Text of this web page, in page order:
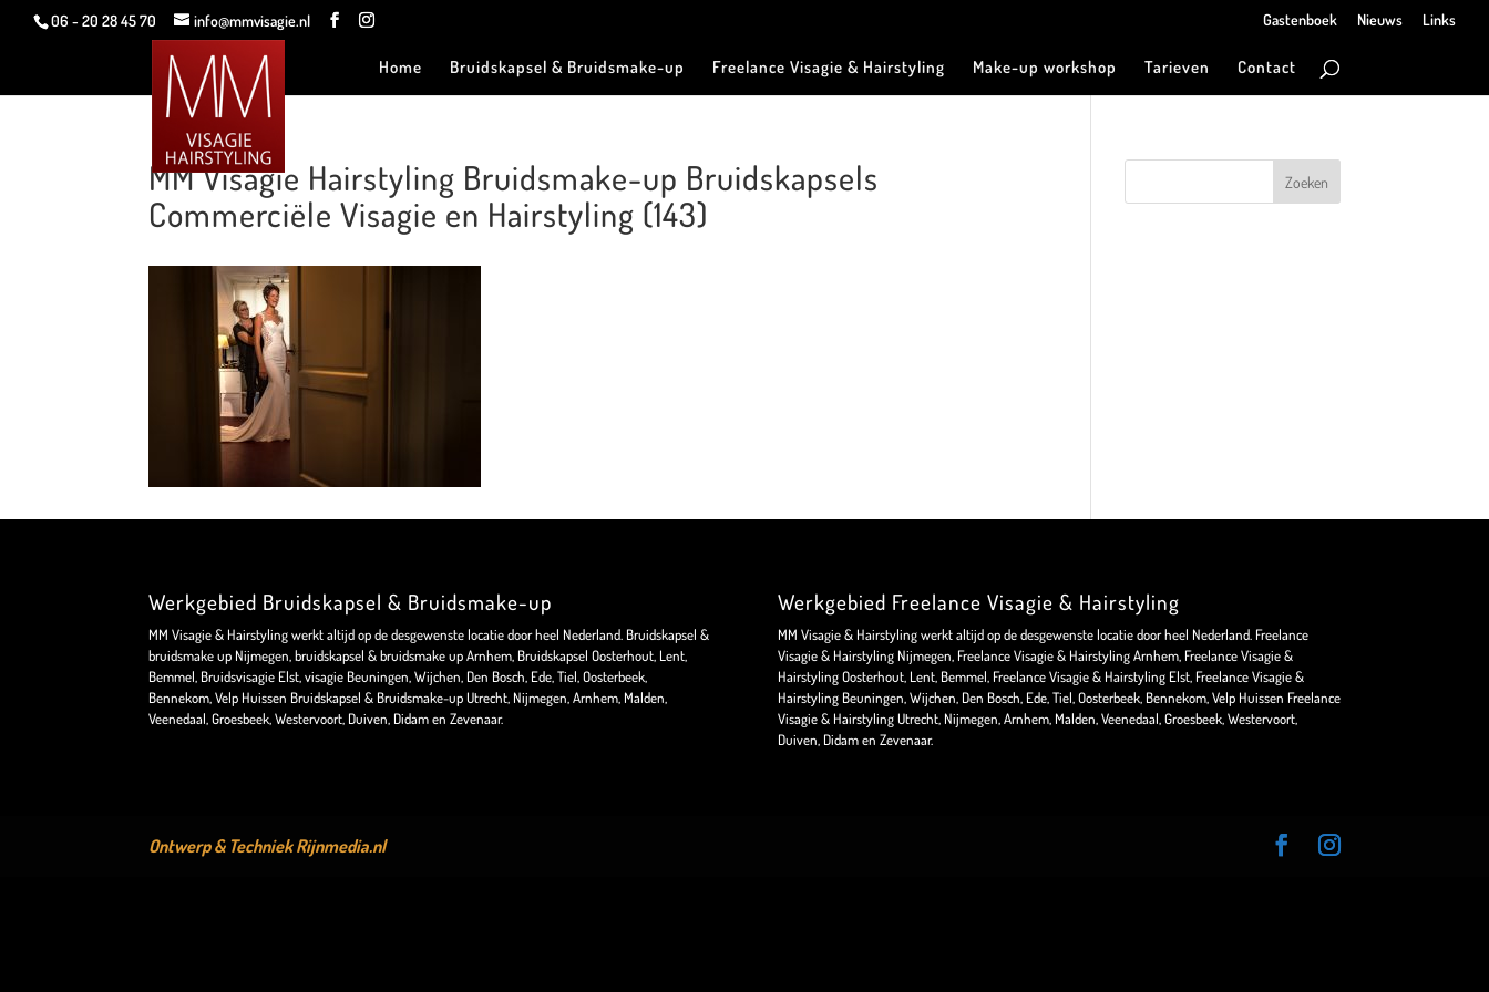
06 - 20 28 45 70 info@mmvisagie.nl Gastenboek Nieuws Links
Home Bruidskapsel & Bruidsmake-up Freelance Visagie & Hairstyling Make-up workshop Tarieven Contact
MM Visagie Hairstyling Bruidsmake-up Bruidskapsels
Commerciële Visagie en Hairstyling (143)
Werkgebied Bruidskapsel & Bruidsmake-up
MM Visagie & Hairstyling werkt altijd op de desgewenste locatie door heel Nederland. Bruidskapsel &
bruidsmake up Nijmegen, bruidskapsel & bruidsmake up Arnhem, Bruidskapsel Oosterhout, Lent,
Bemmel, Bruidsvisagie Elst, visagie Beuningen, Wijchen, Den Bosch, Ede, Tiel, Oosterbeek,
Bennekom, Velp Huissen Bruidskapsel & Bruidsmake-up Utrecht, Nijmegen, Arnhem, Malden,
Veenedaal, Groesbeek, Westervoort, Duiven, Didam en Zevenaar.
Werkgebied Freelance Visagie & Hairstyling
MM Visagie & Hairstyling werkt altijd op de desgewenste locatie door heel Nederland. Freelance
Visagie & Hairstyling Nijmegen, Freelance Visagie & Hairstyling Arnhem, Freelance Visagie &
Hairstyling Oosterhout, Lent, Bemmel, Freelance Visagie & Hairstyling Elst, Freelance Visagie &
Hairstyling Beuningen, Wijchen, Den Bosch, Ede, Tiel, Oosterbeek, Bennekom, Velp Huissen Freelance
Visagie & Hairstyling Utrecht, Nijmegen, Arnhem, Malden, Veenedaal, Groesbeek, Westervoort,
Duiven, Didam en Zevenaar.
Ontwerp & TechniekRijnmedia.nl